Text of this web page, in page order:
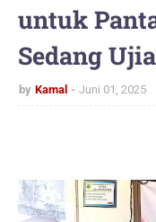
untuk
Sedang
by Kamal Juni 01, 2025